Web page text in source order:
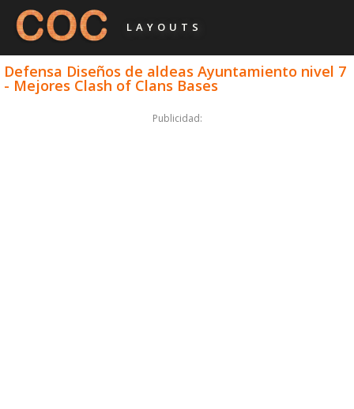
LAYOUTS
Defensa Diseños de aldeas Ayuntamiento nivel 7
- Mejores Clash of Clans Bases
Publicidad: